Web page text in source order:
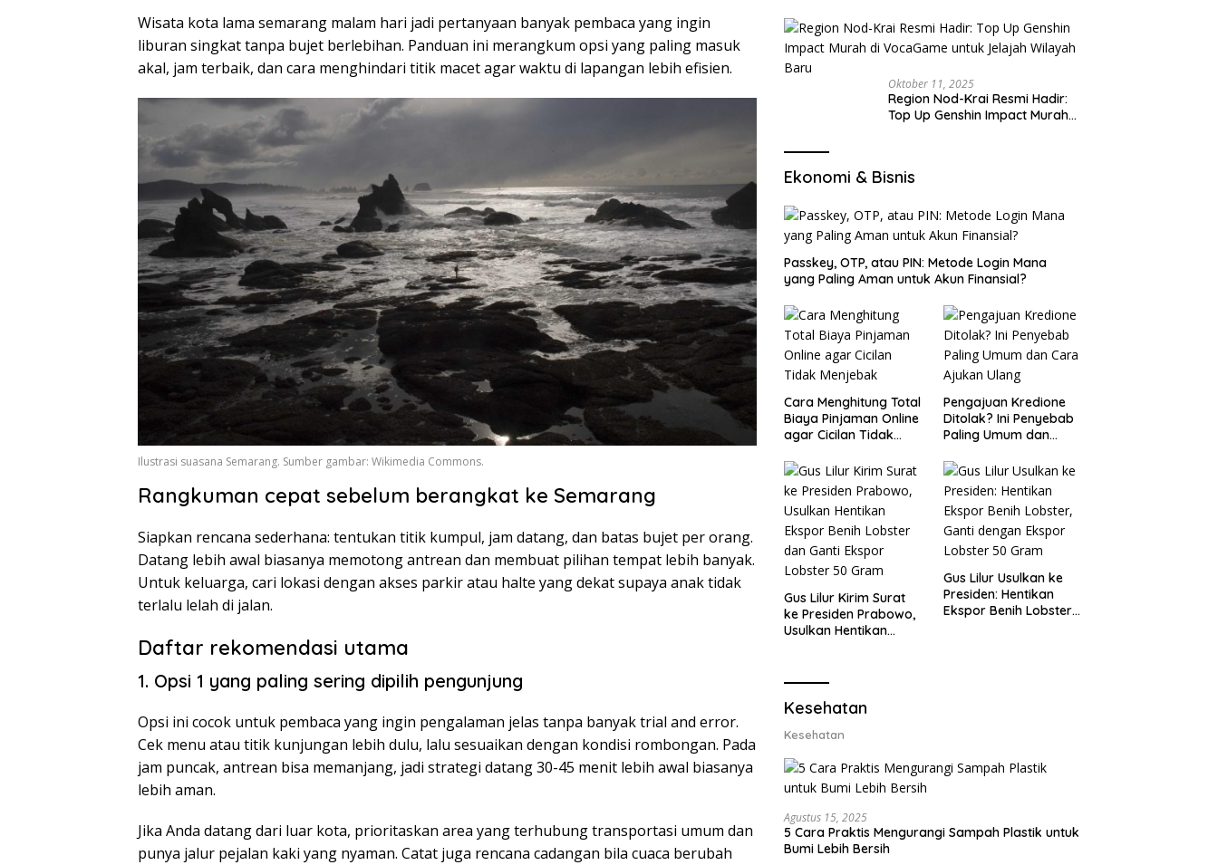
Wisata kota lama semarang malam hari jadi pertanyaan banyak pembaca yang ingin
liburan singkat tanpa bujet berlebihan. Panduan ini merangkum opsi yang paling masuk
akal, jam terbaik, dan cara menghindari titik macet agar waktu di lapangan lebih efisien.
Ilustrasi suasana Semarang. Sumber gambar: Wikimedia Commons.
Rangkuman cepat sebelum berangkat ke Semarang
Siapkan rencana sederhana: tentukan titik kumpul, jam datang, dan batas bujet per orang.
Datang lebih awal biasanya memotong antrean dan membuat pilihan tempat lebih banyak.
Untuk keluarga, cari lokasi dengan akses parkir atau halte yang dekat supaya anak tidak
terlalu lelah di jalan.
Daftar rekomendasi utama
1. Opsi 1 yang paling sering dipilih pengunjung
Opsi ini cocok untuk pembaca yang ingin pengalaman jelas tanpa banyak trial and error.
Cek menu atau titik kunjungan lebih dulu, lalu sesuaikan dengan kondisi rombongan. Pada
jam puncak, antrean bisa memanjang, jadi strategi datang 30-45 menit lebih awal biasanya
lebih aman.
Jika Anda datang dari luar kota, prioritaskan area yang terhubung transportasi umum dan
punya jalur pejalan kaki yang nyaman. Catat juga rencana cadangan bila cuaca berubah
Oktober 11, 2025
Region Nod-Krai Resmi Hadir:
Top Up Genshin Impact Murah
Ekonomi & Bisnis
Passkey, OTP, atau PIN: Metode Login Mana
yang Paling Aman untuk Akun Finansial?
Cara Menghitung Total
Biaya Pinjaman Online
agar Cicilan Tidak
Pengajuan Kredione
Ditolak? Ini Penyebab
Paling Umum dan
Gus Lilur Kirim Surat
ke Presiden Prabowo,
Usulkan Hentikan
Lobster 50 Gram
Gus Lilur Usulkan ke
Presiden: Hentikan
Ekspor Benih Lobster,
Kesehatan
Kesehatan
Agustus 15, 2025
5 Cara Praktis Mengurangi Sampah Plastik untuk
Bumi Lebih Bersih